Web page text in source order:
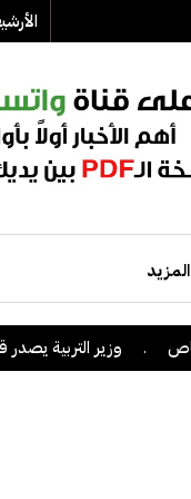
المزيد
. وزير التربية يصدر